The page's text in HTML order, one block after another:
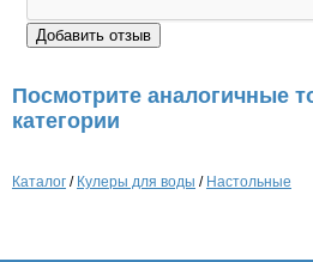
Посмотрите аналогичные
категории
Каталог / Кулеры для воды / Настольные